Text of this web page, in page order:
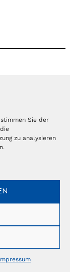
Sie der
zu analysieren
+41 31 300 30 85 //
- CH-3012 Bern //